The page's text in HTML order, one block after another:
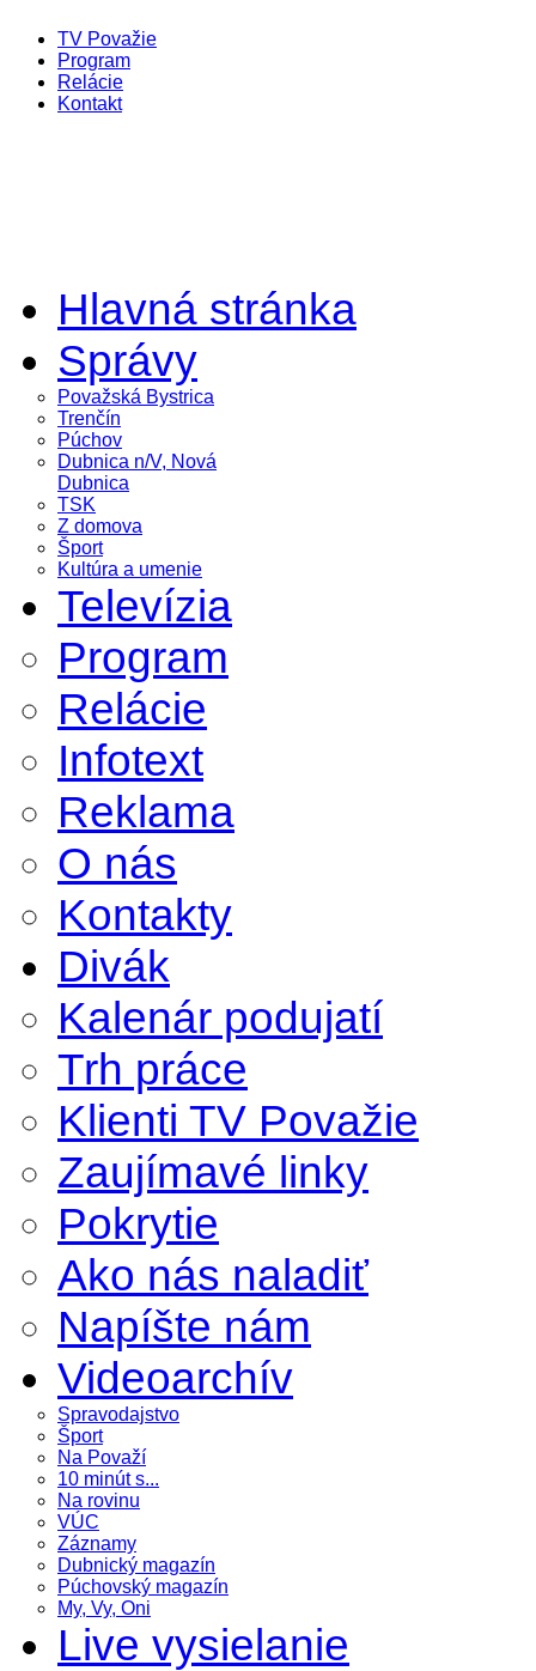
TV Považie
Program
Relácie
Kontakt
Hlavná stránka
Správy
Považská Bystrica
Trenčín
Púchov
Dubnica n/V, Nová
Dubnica
TSK
Z domova
Šport
Kultúra a umenie
Televízia
Program
Relácie
Infotext
Reklama
O nás
Kontakty
Divák
Kalenár podujatí
Trh práce
Klienti TV Považie
Zaujímavé linky
Pokrytie
Ako nás naladiť
Napíšte nám
Videoarchív
Spravodajstvo
Šport
Na Považí
10 minút s...
Na rovinu
VÚC
Záznamy
Dubnický magazín
Púchovský magazín
My, Vy, Oni
Live vysielanie